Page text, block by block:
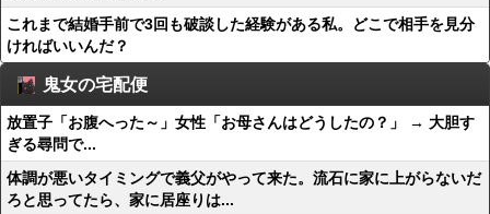
これまで結婚手前で3回も破談した経験がある私。どこで相手を見分
ければいいんだ？
鬼女の宅配便
放置子「お腹へった～」女性「お母さんはどうしたの？」 → 大胆す
ぎる尋問で...
体調が悪いタイミングで義父がやって来た。流石に家に上がらないだ
ろと思ってたら、家に居座りは...